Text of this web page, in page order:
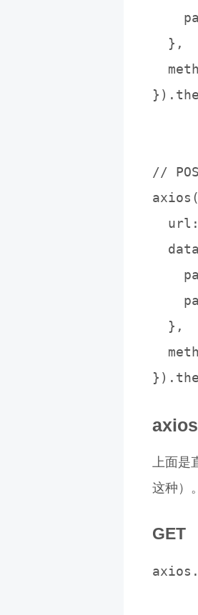
  },
//
  },
上面是
这种）
GET